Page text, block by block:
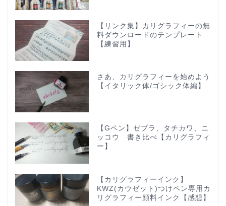
【リンク集】カリグラフィーの無
料ダウンロードのテンプレート
【練習用】
さあ、カリグラフィーを始めよう
【イタリック体/ゴシック体編】
【Gペン】ゼブラ、タチカワ、ニ
ッコウ 書き比べ【カリグラフィ
ー】
【カリグラフィーインク】
KWZ(カウゼット)つけペン専用カ
リグラフィー顔料インク【感想】